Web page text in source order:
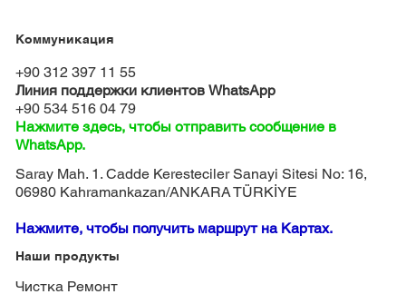
Коммуникация
+90 312 397 11 55
Линия поддержки клиентов WhatsApp
+90 534 516 04 79
Нажмите здесь, чтобы отправить сообщение в
WhatsApp.
Saray Mah. 1. Cadde Keresteciler Sanayi Sitesi No: 16,
06980 Kahramankazan/ANKARA TÜRKİYE
Нажмите, чтобы получить маршрут на Картах.
Наши продукты
Чистка Ремонт